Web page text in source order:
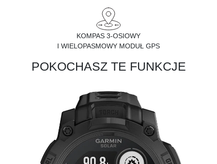
KOMPAS 3-OSIOWY
I WIELOPASMOWY MODUŁ GPS
POKOCHASZ TE FUNKCJE